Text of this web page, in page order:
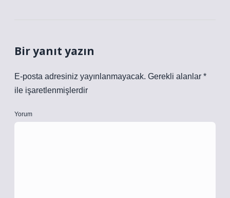
Bir yanıt yazın
E-posta adresiniz yayınlanmayacak. Gerekli alanlar *
ile işaretlenmişlerdir
Yorum